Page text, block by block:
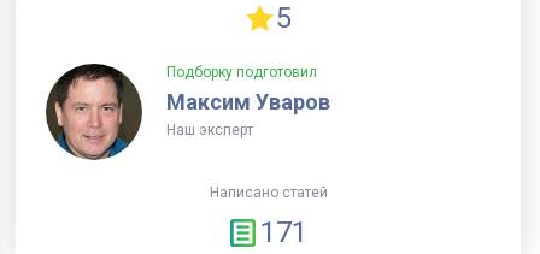
5
Подборку подготовил
Максим Уваров
Наш эксперт
Написано статей
171